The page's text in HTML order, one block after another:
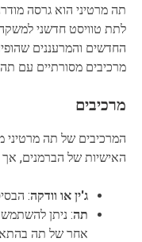
תה מרטיני הוא גרסה
לתת טוויסט חדשני
החדשים והמרעננים
מרכיבים מסורתיים עם תה
מרכיבים
המרכיבים של תה מרטיני
האישיות של הברמנים, אך
ג'ין או וודקה:
תה: ניתן
אחר של תה